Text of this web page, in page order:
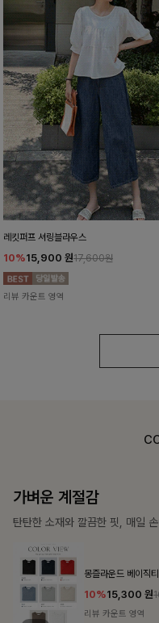
레킷퍼프 셔링블라우스
10%15,900 원17,600원
리뷰 카운트 영역
가장 쉬운 코디
특별한 날부터 일상까지 함께하는